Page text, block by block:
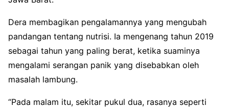
Dera membagikan pengalamannya yang mengubah
pandangan tentang nutrisi. Ia mengenang tahun 2019
sebagai tahun yang paling berat, ketika suaminya
mengalami serangan panik yang disebabkan oleh
masalah lambung.
“Pada malam itu, sekitar pukul dua, rasanya seperti